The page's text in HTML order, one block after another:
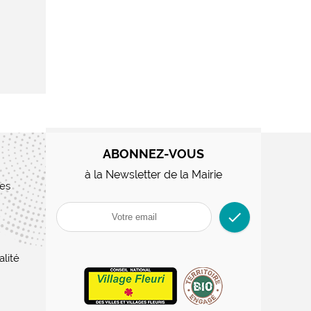
ABONNEZ-VOUS
à la Newsletter de la Mairie
check